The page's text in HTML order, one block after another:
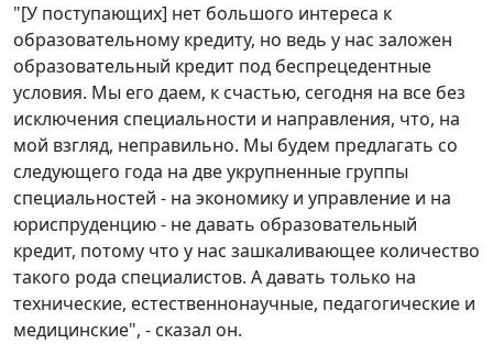
"[У поступающих] нет большого интереса к
образовательному кредиту, но ведь у нас заложен
образовательный кредит под беспрецедентные
условия. Мы его даем, к счастью, сегодня на все без
исключения специальности и направления, что, на
мой взгляд, неправильно. Мы будем предлагать со
следующего года на две укрупненные группы
специальностей - на экономику и управление и на
юриспруденцию - не давать образовательный
кредит, потому что у нас зашкаливающее количество
такого рода специалистов. А давать только на
технические, естественнонаучные, педагогические и
медицинские", - сказал он.